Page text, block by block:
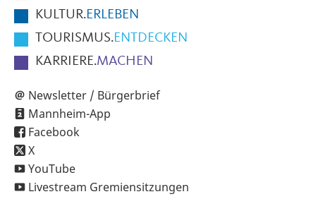
KULTUR.ERLEBEN
TOURISMUS.ENTDECKEN
KARRIERE.MACHEN
Newsletter / Bürgerbrief
Mannheim-App
Facebook
X
YouTube
Livestream Gremiensitzungen